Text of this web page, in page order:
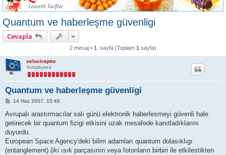
Quantum ve haberleşme güvenligi
Cevapla
2 mesaj • 1 . sayfa (Toplam 1 sayfa)
velociraptor
Yottabyte4
Quantum ve haberleşme güvenligi
M
s
j
14 Haz 2007, 15:48
Avrupalı arastırmacılar salı günü elektronik haberlesmeyi güvenli hale
getirecek bir quantum fizigi etkisini uzak mesafede kanıtladıklarını
duyurdu.
European Space Agency'deki bilim adamları quantum dolasıklıgı
(entanglement) (iki ısık parçasının veya fotonların birbiri ile etkilestikten